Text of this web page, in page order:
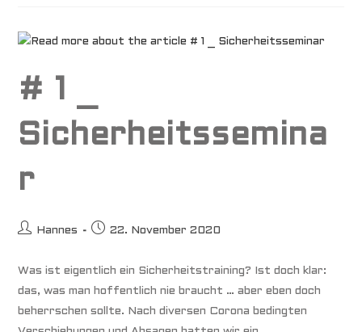
# 1 _
Sicherheitssemina
r
Beitrags-
Hannes
Beitrag
22. November 2020
Was ist eigentlich ein Sicherheitstraining? Ist doch klar:
das, was man hoffentlich nie braucht … aber eben doch
beherrschen sollte. Nach diversen Corona bedingten